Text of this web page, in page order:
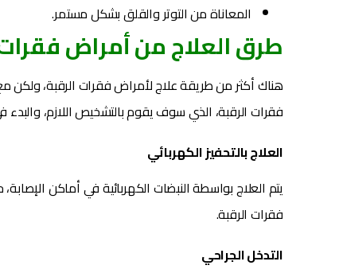
المعاناة من التوتر والقلق بشكل مستمر.
طرق العلاج من أمراض
هناك أكثر من طريقة علاج لأمراض فقرات الرقبة، ولكن
فقرات الرقبة، الذي سوف يقوم بالتشخيص اللازم،
العلاج بالتحفيز الكهربائي
يتم العلاج بواسطة النبضات الكهربائية في أماكن
فقرات الرقبة.
التدخل الجراحي